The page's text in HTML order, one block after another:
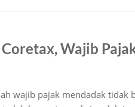
Wajib
wajib pajak mendadak tidak